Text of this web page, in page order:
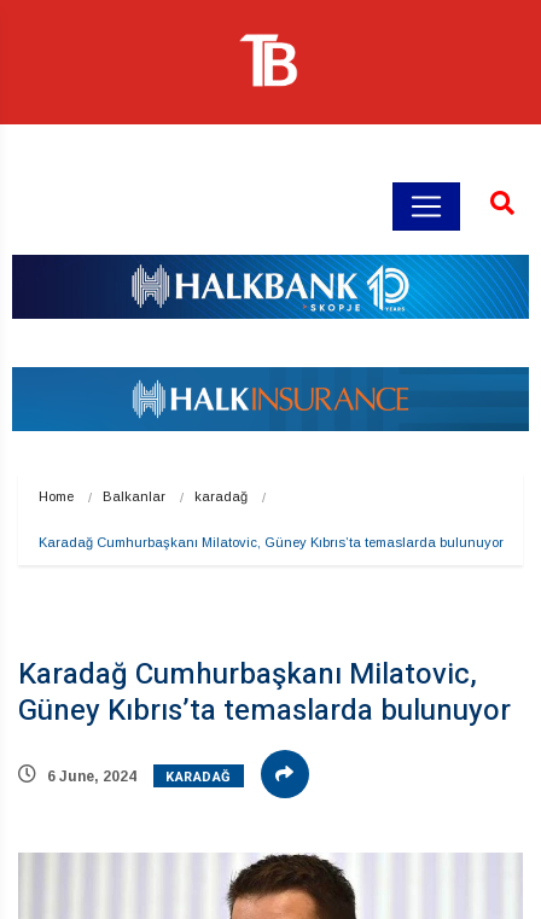
Home Balkanlar karadağ
Karadağ Cumhurbaşkanı Milatovic, Güney Kıbrıs’ta temaslarda bulunuyor
Karadağ Cumhurbaşkanı Milatovic,
Güney Kıbrıs’ta temaslarda bulunuyor
6 June, 2024 KARADAĞ